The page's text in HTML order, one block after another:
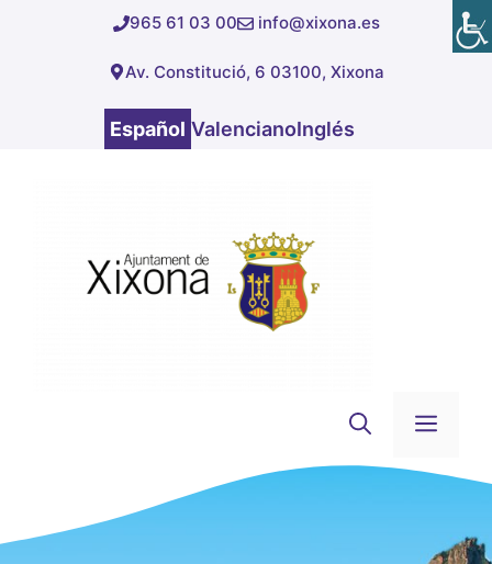
965 61 03 00 info@xixona.es
Av. Constitució, 6 03100, Xixona
Español ValencianoInglés